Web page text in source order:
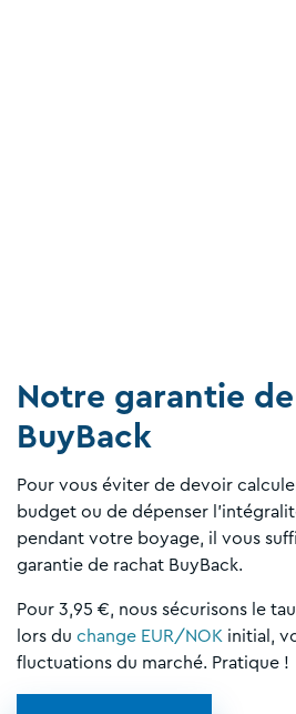
Notre garantie
BuyBack
Pour vous éviter de devoir
budget ou de dépenser
pendant votre boyage, il vous
garantie de rachat BuyBack.
Pour 3,95 €, nous sécurisons le
lors du change EUR/NOK initial,
fluctuations du marché. Pratique !